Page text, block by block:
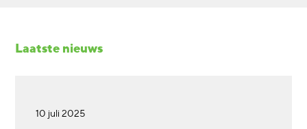
Laatste nieuws
10 juli 2025